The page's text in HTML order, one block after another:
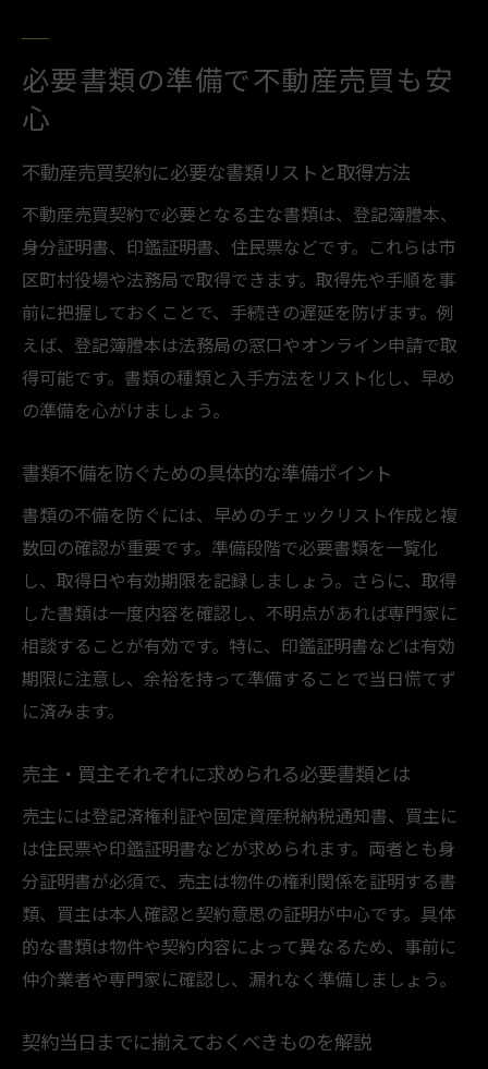
必要書類の準備で不動産売買も安
心
不動産売買契約に必要な書類リストと取得方法
不動産売買契約で必要となる主な書類は、登記簿謄本、
身分証明書、印鑑証明書、住民票などです。これらは市
区町村役場や法務局で取得できます。取得先や手順を事
前に把握しておくことで、手続きの遅延を防げます。例
えば、登記簿謄本は法務局の窓口やオンライン申請で取
得可能です。書類の種類と入手方法をリスト化し、早め
の準備を心がけましょう。
書類不備を防ぐための具体的な準備ポイント
書類の不備を防ぐには、早めのチェックリスト作成と複
数回の確認が重要です。準備段階で必要書類を一覧化
し、取得日や有効期限を記録しましょう。さらに、取得
した書類は一度内容を確認し、不明点があれば専門家に
相談することが有効です。特に、印鑑証明書などは有効
期限に注意し、余裕を持って準備することで当日慌てず
に済みます。
売主・買主それぞれに求められる必要書類とは
売主には登記済権利証や固定資産税納税通知書、買主に
は住民票や印鑑証明書などが求められます。両者とも身
分証明書が必須で、売主は物件の権利関係を証明する書
類、買主は本人確認と契約意思の証明が中心です。具体
的な書類は物件や契約内容によって異なるため、事前に
仲介業者や専門家に確認し、漏れなく準備しましょう。
契約当日までに揃えておくべきものを解説